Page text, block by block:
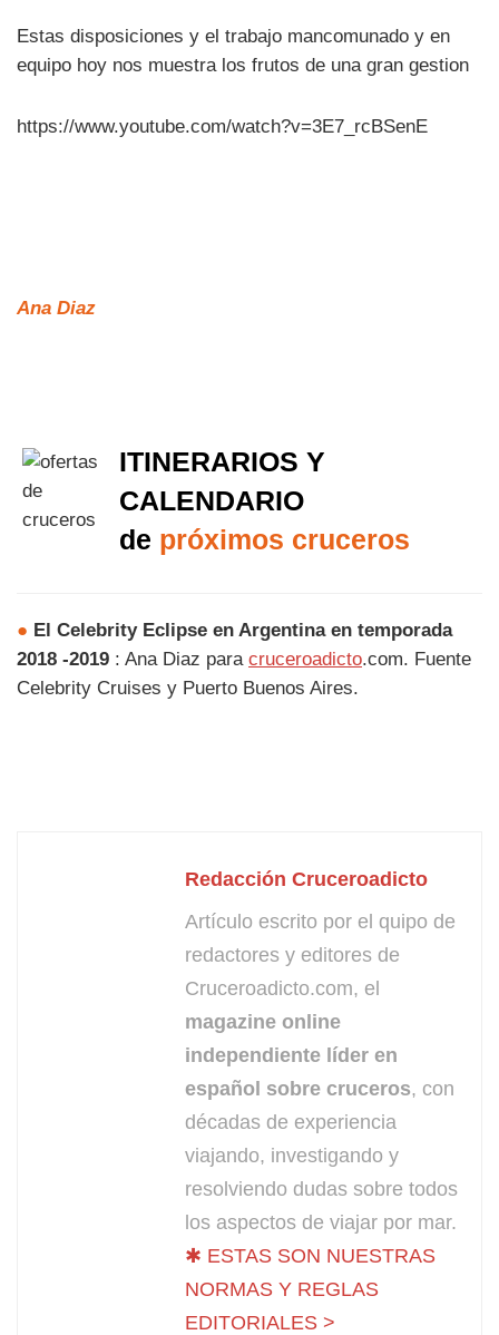
Estas disposiciones y el trabajo mancomunado y en
equipo hoy nos muestra los frutos de una gran gestion
https://www.youtube.com/watch?v=3E7_rcBSenE
Ana Diaz
ITINERARIOS Y
CALENDARIO
de próximos cruceros
● El Celebrity Eclipse en Argentina en temporada
2018 -2019 : Ana Diaz para cruceroadicto.com. Fuente
Celebrity Cruises y Puerto Buenos Aires.
Redacción Cruceroadicto
Artículo escrito por el quipo de
redactores y editores de
Cruceroadicto.com, el
magazine online
independiente líder en
español sobre cruceros, con
décadas de experiencia
viajando, investigando y
resolviendo dudas sobre todos
los aspectos de viajar por mar.
✱ ESTAS SON NUESTRAS
NORMAS Y REGLAS
EDITORIALES >